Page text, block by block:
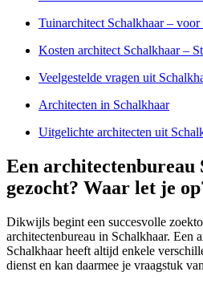
Tuinarchitect Schalkhaar – voor
Kosten architect Schalkhaar –
Veelgestelde vragen uit
Architecten in Schalkhaar
Uitgelichte architecten uit
Een architectenbureau
gezocht? Waar let je
Dikwijls begint een succesvolle
architectenbureau in Schalkhaar. Een
Schalkhaar heeft altijd enkele
dienst en kan daarmee je vraagstuk